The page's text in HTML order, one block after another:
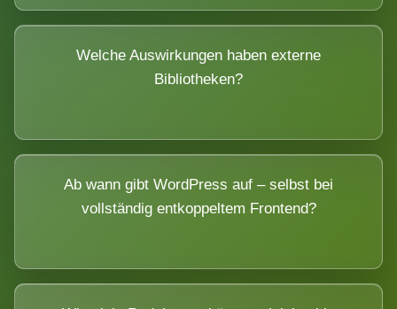
Welche Auswirkungen haben externe
Bibliotheken?
Ab wann gibt WordPress auf – selbst bei
vollständig entkoppeltem Frontend?